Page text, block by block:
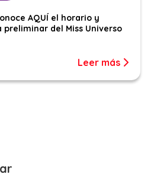
AQUÍ el horario y
preliminar del Miss Universo
Leer más